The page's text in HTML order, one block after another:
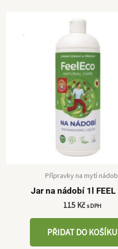
Přípravky na mytí
Jar na nádobí 1l FEEL
115 Kč s DPH
PŘIDAT DO KOŠÍKU